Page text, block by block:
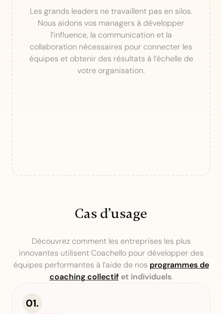
Les grands leaders ne travaillent pas en silos.
Nous aidons vos managers à développer
l’influence, la communication et la
collaboration nécessaires pour connecter les
équipes et obtenir des résultats à l’échelle de
votre organisation.
Cas d’usage
Découvrez comment les entreprises les plus
innovantes utilisent Coachello pour développer des
équipes performantes à l’aide de nos programmes de
coaching collectifet individuels.